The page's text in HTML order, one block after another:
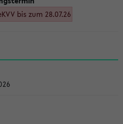
bis zum 28.07.26